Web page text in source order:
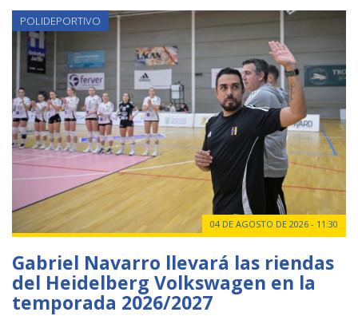
POLIDEPORTIVO
04 DE AGOSTO DE 2026 - 11:30
Gabriel Navarro llevará las riendas
del Heidelberg Volkswagen en la
temporada 2026/2027